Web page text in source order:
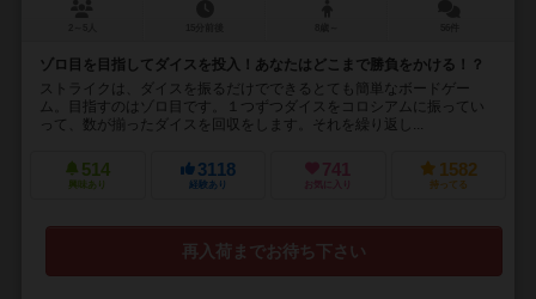
ゾロ目を目指してダイスを投入！あなたはどこまで勝負をかける！？
ストライクは、ダイスを振るだけでできるとても簡単なボードゲー
ム。目指すのはゾロ目です。１つずつダイスをコロシアムに振ってい
って、数が揃ったダイスを回収をします。それを繰り返し...
514
興味あり
3118
経験あり
741
お気に入り
1582
持ってる
再入荷までお待ち下さい